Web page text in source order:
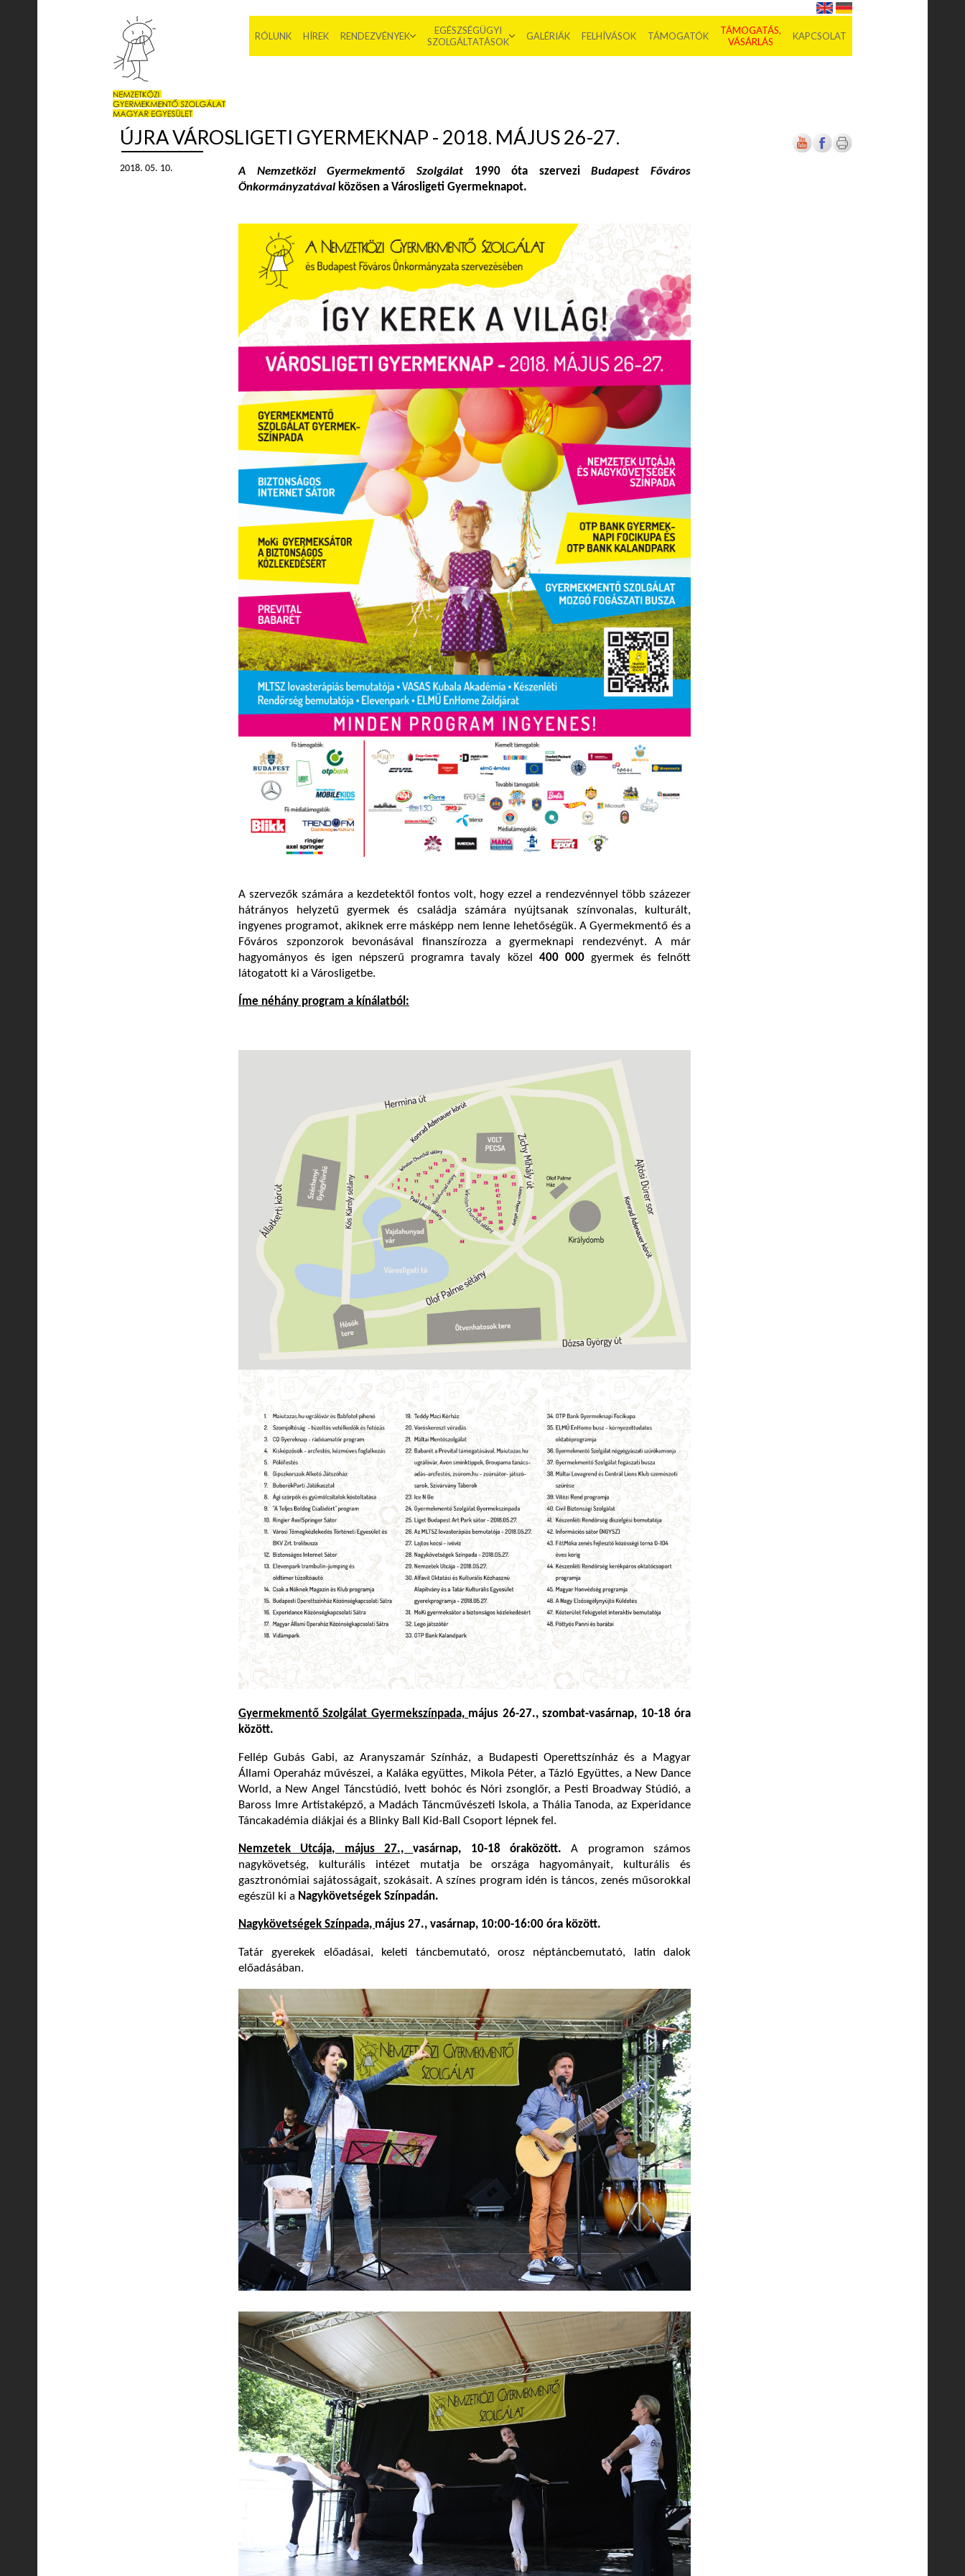
RÓLUNK HÍREK RENDEZVÉNYEK
EGÉSZSÉGÜGYI
SZOLGÁLTATÁSOK
GALÉRIÁK FELHÍVÁSOK TÁMOGATÓK
TÁMOGATÁS,
VÁSÁRLÁS
KAPCSOLAT
ÚJRA VÁROSLIGETI GYERMEKNAP - 2018. MÁJUS 26-27.
2018. 05. 10. A Nemzetközi Gyermekmentő Szolgálat1990 óta szerveziBudapest Főváros
Önkormányzatával közösen a Városligeti Gyermeknapot.
A szervezők számára a kezdetektől fontos volt, hogy ezzel a rendezvénnyel több százezer
hátrányos helyzetű gyermek és családja számára nyújtsanak színvonalas, kulturált,
ingyenes programot, akiknek erre másképp nem lenne lehetőségük. A Gyermekmentő és a
Főváros szponzorok bevonásával finanszírozza a gyermeknapi rendezvényt. A már
hagyományos és igen népszerű programra tavaly közel 400 000 gyermek és felnőtt
látogatott ki a Városligetbe.
Íme néhány program a kínálatból:
Gyermekmentő Szolgálat Gyermekszínpada, május 26-27., szombat-vasárnap, 10-18 óra
között.
Fellép Gubás Gabi, az Aranyszamár Színház, a Budapesti Operettszínház és a Magyar
Állami Operaház művészei, a Kaláka együttes, Mikola Péter, a Tázló Együttes, a New Dance
World, a New Angel Táncstúdió, Ivett bohóc és Nóri zsonglőr, a Pesti Broadway Stúdió, a
Baross Imre Artistaképző, a Madách Táncművészeti Iskola, a Thália Tanoda, az Experidance
Táncakadémia diákjai és a Blinky Ball Kid-Ball Csoport lépnek fel.
Nemzetek Utcája, május 27.,vasárnap, 10-18 óraközött. A programon számos
nagykövetség, kulturális intézet mutatja be országa hagyományait, kulturális és
gasztronómiai sajátosságait, szokásait. A színes program idén is táncos, zenés műsorokkal
egészül ki a Nagykövetségek Színpadán.
Nagykövetségek Színpada, május 27., vasárnap, 10:00-16:00 óra között.
Tatár gyerekek előadásai, keleti táncbemutató, orosz néptáncbemutató, latin dalok
előadásában.